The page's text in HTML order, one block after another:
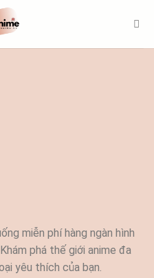
miễn phí hàng ngàn hình
phá thế giới anime đa
yêu thích của bạn.